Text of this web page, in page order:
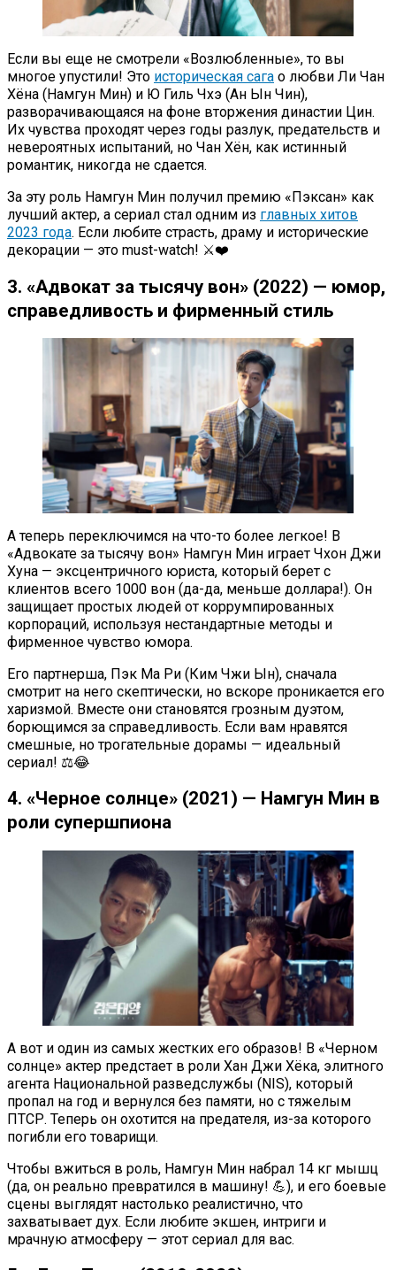
Если вы еще не смотрели «Возлюбленные», то вы
многое упустили! Это историческая сага о любви Ли Чан
Хёна (Намгун Мин) и Ю Гиль Чхэ (Ан Ын Чин),
разворачивающаяся на фоне вторжения династии Цин.
Их чувства проходят через годы разлук, предательств и
невероятных испытаний, но Чан Хён, как истинный
романтик, никогда не сдается.
За эту роль Намгун Мин получил премию «Пэксан» как
лучший актер, а сериал стал одним из главных хитов
2023 года. Если любите страсть, драму и исторические
декорации — это must-watch! ⚔️❤️
3. «Адвокат за тысячу вон» (2022) — юмор,
справедливость и фирменный стиль
А теперь переключимся на что-то более легкое! В
«Адвокате за тысячу вон» Намгун Мин играет Чхон Джи
Хуна — эксцентричного юриста, который берет с
клиентов всего 1000 вон (да-да, меньше доллара!). Он
защищает простых людей от коррумпированных
корпораций, используя нестандартные методы и
фирменное чувство юмора.
Его партнерша, Пэк Ма Ри (Ким Чжи Ын), сначала
смотрит на него скептически, но вскоре проникается его
харизмой. Вместе они становятся грозным дуэтом,
борющимся за справедливость. Если вам нравятся
смешные, но трогательные дорамы — идеальный
сериал! ⚖️😂
4. «Черное солнце» (2021) — Намгун Мин в
роли супершпиона
А вот и один из самых жестких его образов! В «Черном
солнце» актер предстает в роли Хан Джи Хёка, элитного
агента Национальной разведслужбы (NIS), который
пропал на год и вернулся без памяти, но с тяжелым
ПТСР. Теперь он охотится на предателя, из-за которого
погибли его товарищи.
Чтобы вжиться в роль, Намгун Мин набрал 14 кг мышц
(да, он реально превратился в машину! 💪), и его боевые
сцены выглядят настолько реалистично, что
захватывает дух. Если любите экшен, интриги и
мрачную атмосферу — этот сериал для вас.